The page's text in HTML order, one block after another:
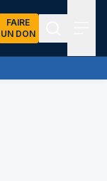
FAIRE
UN DON